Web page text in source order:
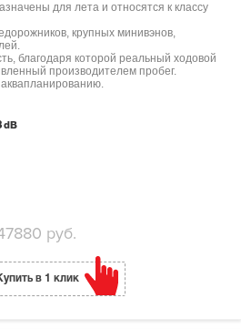
для лета и относятся к классу
крупных минивэнов,
благодаря которой реальный ходовой
производителем пробег.
dB
руб.
в 1 клик